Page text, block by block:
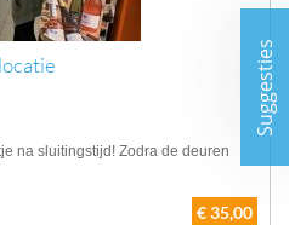
na sluitingstijd! Zodra de deuren
€ 35,00
Suggesties